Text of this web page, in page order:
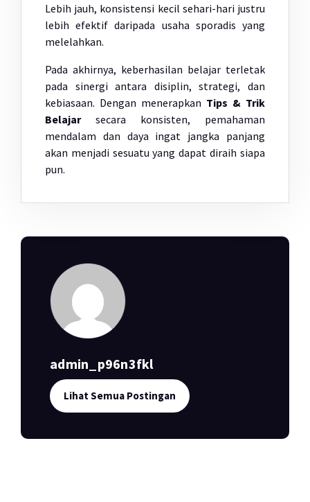
Lebih jauh, konsistensi kecil sehari-hari justru
lebih efektif daripada usaha sporadis yang
melelahkan.
Pada akhirnya, keberhasilan belajar terletak
pada sinergi antara disiplin, strategi, dan
kebiasaan. Dengan menerapkan Tips & Trik
Belajarsecara konsisten, pemahaman
mendalam dan daya ingat jangka panjang
akan menjadi sesuatu yang dapat diraih siapa
pun.
admin_p96n3fkl
Lihat Semua Postingan